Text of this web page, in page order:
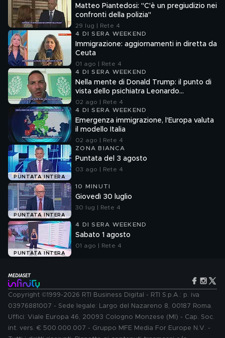
Matteo Piantedosi: "C'è un pregiudizio nei
confronti della polizia"
29 lug | Rete 4
4 DI SERA WEEKEND
Immigrazione: aggiornamenti in diretta da
Ceuta
01 ago | Rete 4
4 DI SERA WEEKEND
Nella mente di Donald Trump: il punto di
vista dello psichiatra Leonardo
Mendolicchio
02 ago | Rete 4
4 DI SERA WEEKEND
Emergenza immigrazione, l'Europa valuta
il modello Italia
02 ago | Rete 4
PUNTATA INTERA
ZONA BIANCA
Puntata del 3 agosto
03 ago | Rete 4
PUNTATA INTERA
10 MINUTI
Giovedì 30 luglio
30 lug | Rete 4
PUNTATA INTERA
4 DI SERA WEEKEND
Sabato 1 agosto
01 ago | Rete 4
Copyright ©1999-2026 RTI Business Digital - RTI S.p.A.: p. iva
03976881007 - Sede legale: Largo del Nazareno 8, 00187 Roma.
Uffici: Viale Europa 46, 20093 Cologno Monzese (MI) - Cap. Soc.
int. vers. € 500.000.007 - Gruppo MFE Media For Europe N.V. -